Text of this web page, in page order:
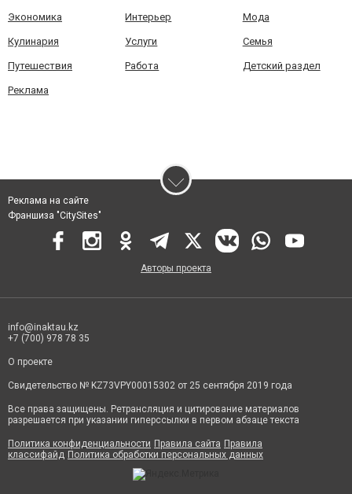
Экономика Интерьер Мода
Кулинария Услуги Семья
Путешествия Работа Детский раздел
Реклама
Реклама на сайте
Франшиза "CitySites"
Авторы проекта
info@inaktau.kz
+7 (700) 978 78 35
О проекте
Свидетельство № KZ73VPY00015302 от 25 сентября 2019 года
Все права защищены. Ретрансляция и цитирование материалов
разрешается при указании гиперссылки в первом абзаце текста
Политика конфиденциальности Правила сайта Правила
классифайд Политика обработки персональных данных